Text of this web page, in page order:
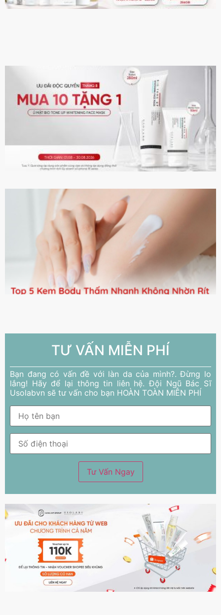
TƯ VẤN MIỄN PHÍ
Bạn đang có vấn đề với làn da của mình?. Đừng lo
lắng! Hãy để lại thông tin liên hệ. Đội Ngũ Bác Sĩ
Usolabvn sẽ tư vấn cho bạn HOÀN TOÀN MIỄN PHÍ